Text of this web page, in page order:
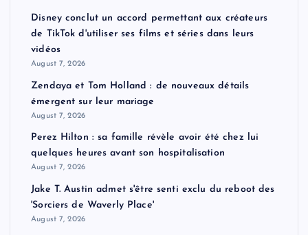
Disney conclut un accord permettant aux créateurs
de TikTok d'utiliser ses films et séries dans leurs
vidéos
August 7, 2026
Zendaya et Tom Holland : de nouveaux détails
émergent sur leur mariage
August 7, 2026
Perez Hilton : sa famille révèle avoir été chez lui
quelques heures avant son hospitalisation
August 7, 2026
Jake T. Austin admet s'être senti exclu du reboot des
'Sorciers de Waverly Place'
August 7, 2026